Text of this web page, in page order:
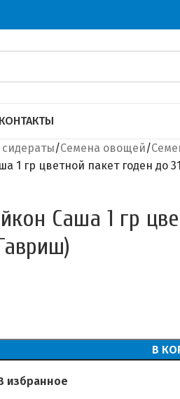
Семена овощей
1 гр цветной пакет годен до
Саша 1 гр
В
избранное